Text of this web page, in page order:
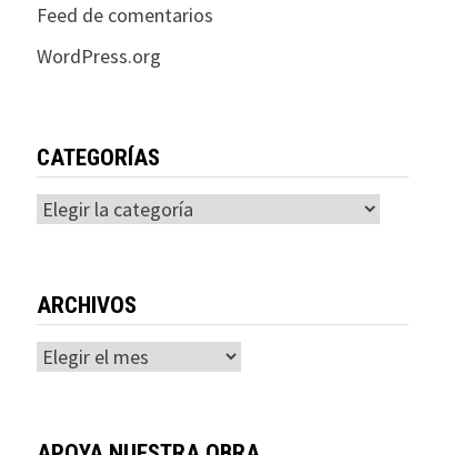
Feed de comentarios
WordPress.org
CATEGORÍAS
Categorías
ARCHIVOS
Archivos